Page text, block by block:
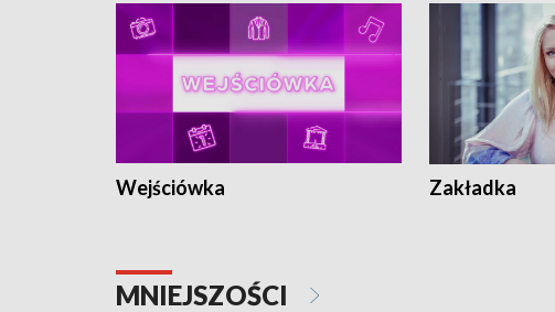
Wejściówka Zakładka
MNIEJSZOŚCI